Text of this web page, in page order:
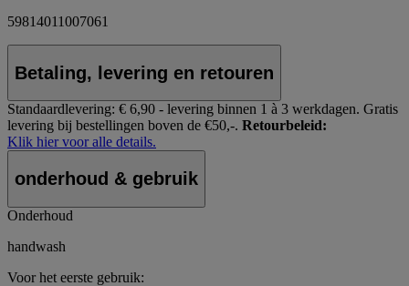
59814011007061
Betaling, levering en retouren
Standaardlevering: € 6,90 - levering binnen 1 à 3 werkdagen. Gratis
levering bij bestellingen boven de €50,-. Retourbeleid:
Klik hier voor alle details.
onderhoud & gebruik
Onderhoud
handwash
Voor het eerste gebruik: